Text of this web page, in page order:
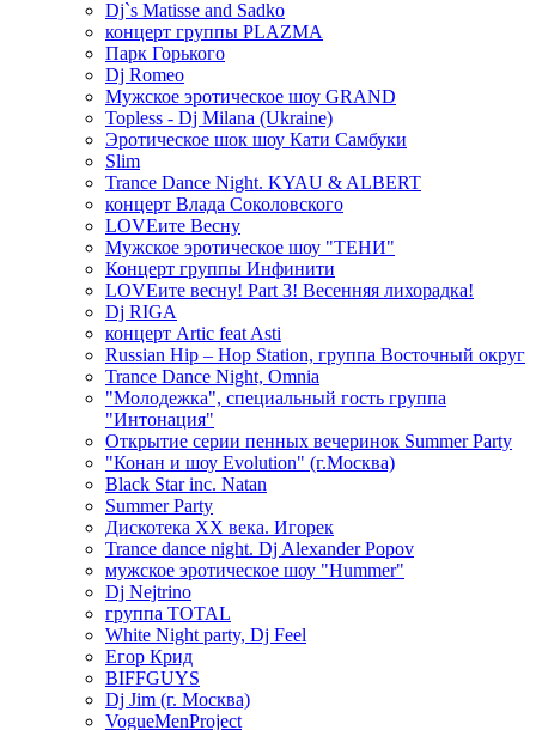
Dj`s Matisse and Sadko
концерт группы PLAZMA
Парк Горького
Dj Romeo
Мужское эротическое шоу GRAND
Topless - Dj Milana (Ukraine)
Эротическое шок шоу Кати Самбуки
Slim
Trance Dance Night. KYAU & ALBERT
концерт Влада Соколовского
LOVEите Весну
Мужское эротическое шоу "ТЕНИ"
Концерт группы Инфинити
LOVEите весну! Part 3! Весенняя лихорадка!
Dj RIGA
концерт Artic feat Asti
Russian Hip – Hop Station, группа Восточный округ
Trance Dance Night, Omnia
"Молодежка", специальный гость группа
"Интонация"
Открытие серии пенных вечеринок Summer Party
"Конан и шоу Evolution" (г.Москва)
Black Star inc. Natan
Summer Party
Дискотека ХХ века. Игорек
Trance dance night. Dj Alexander Popov
мужское эротическое шоу "Hummer"
Dj Nejtrino
группа TOTAL
White Night party, Dj Feel
Егор Крид
BIFFGUYS
Dj Jim (г. Москва)
VogueMenProject